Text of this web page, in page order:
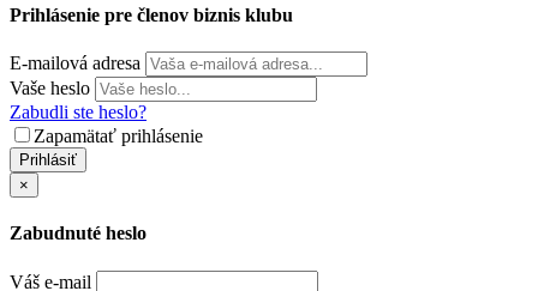
Prihlásenie pre členov biznis klubu
E-mailová adresa
Vaše heslo
Zabudli ste heslo?
Zapamätať prihlásenie
Prihlásiť
×
Zabudnuté heslo
Váš e-mail